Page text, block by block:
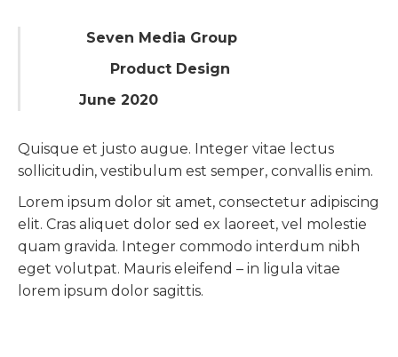
Seven Media Group
Product Design
June 2020
Quisque et justo augue. Integer vitae lectus
sollicitudin, vestibulum est semper, convallis enim.
Lorem ipsum dolor sit amet, consectetur adipiscing
elit. Cras aliquet dolor sed ex laoreet, vel molestie
quam gravida. Integer commodo interdum nibh
eget volutpat. Mauris eleifend – in ligula vitae
lorem ipsum dolor sagittis.